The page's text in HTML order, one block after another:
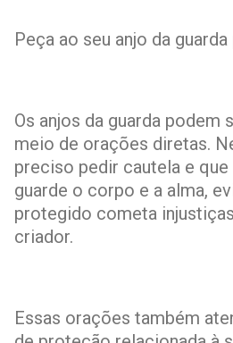
Peça ao seu anjo da
Os anjos da guarda podem
meio de orações diretas.
preciso pedir cautela e
guarde o corpo e a alma,
protegido cometa
criador.
Essas orações também